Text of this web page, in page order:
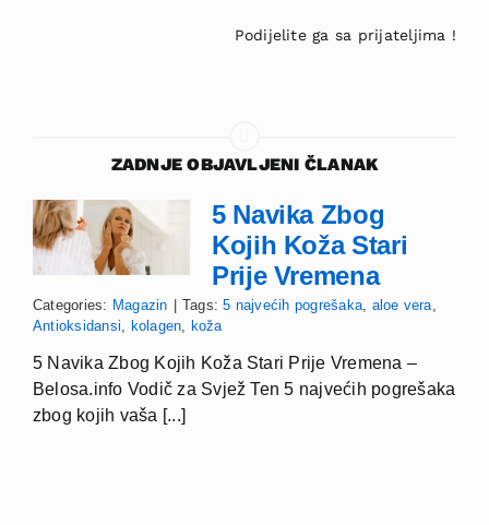
Podijelite ga sa prijateljima !
ZADNJE OBJAVLJENI ČLANAK
5 Navika Zbog
Kojih Koža Stari
Prije Vremena
Categories: Magazin Tags:5 najvećih pogrešaka, aloe vera,
Antioksidansi, kolagen, koža
5 Navika Zbog Kojih Koža Stari Prije Vremena –
Belosa.info Vodič za Svjež Ten 5 najvećih pogrešaka
zbog kojih vaša [...]